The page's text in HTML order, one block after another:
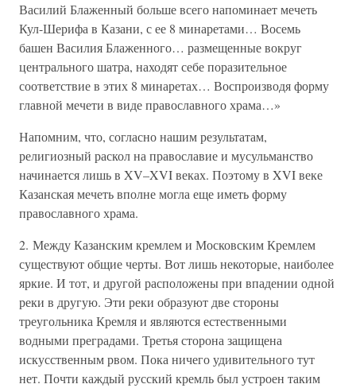
Василий Блаженный больше всего напоминает мечеть
Кул-Шерифа в Казани, с ее 8 минаретами… Восемь
башен Василия Блаженного… размещенные вокруг
центрального шатра, находят себе поразительное
соответствие в этих 8 минаретах… Воспроизводя форму
главной мечети в виде православного храма…»
Напомним, что, согласно нашим результатам,
религиозный раскол на православие и мусульманство
начинается лишь в XV–XVI веках. Поэтому в XVI веке
Казанская мечеть вполне могла еще иметь форму
православного храма.
2. Между Казанским кремлем и Московским Кремлем
существуют общие черты. Вот лишь некоторые, наиболее
яркие. И тот, и другой расположены при впадении одной
реки в другую. Эти реки образуют две стороны
треугольника Кремля и являются естественными
водными преградами. Третья сторона защищена
искусственным рвом. Пока ничего удивительного тут
нет. Почти каждый русский кремль был устроен таким